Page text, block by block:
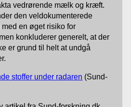
vedrørende mælk og kræft.
den veldokumenterede
en øget risiko for
konkluderer generelt, at der
er grund til helt at undgå
stoffer under radaren (Sund-